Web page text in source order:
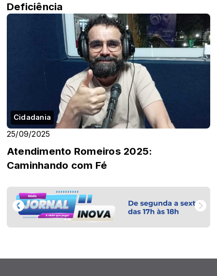
Deficiência
Cidadania
25/09/2025
Atendimento Romeiros 2025:
Caminhando com Fé